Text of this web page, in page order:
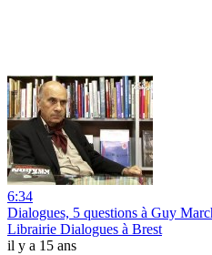
6:34
Dialogues, 5 questions à Guy
Librairie Dialogues à Brest
il y a 15 ans